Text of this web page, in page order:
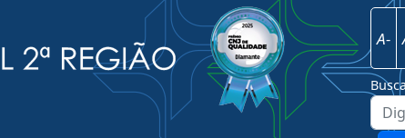
Justiça Federal - 2ª Região
Imagem
A-